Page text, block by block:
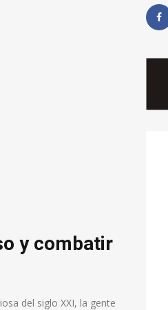
y combatir
del siglo XXI, la gente